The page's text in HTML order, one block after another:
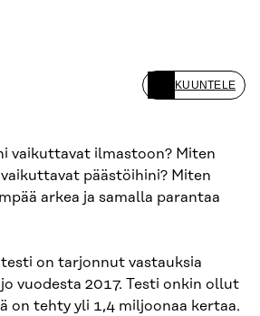
KUUNTELE
vaikuttavat ilmastoon? Miten
päästöihini? Miten
arkea ja samalla parantaa
on tarjonnut vastauksia
vuodesta 2017. Testi onkin ollut
on tehty yli 1,4 miljoonaa kertaa.